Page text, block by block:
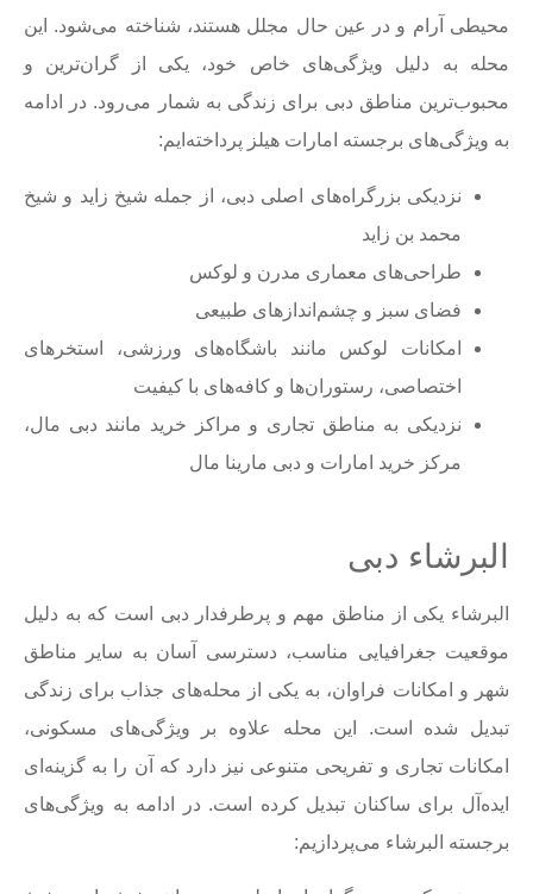
محیطی آرام و در عین حال مجلل هستند، شناخته می‌شود. این
محله به دلیل ویژگی‌های خاص خود، یکی از گران‌ترین و
محبوب‌ترین مناطق دبی برای زندگی به شمار می‌رود. در ادامه
به ویژگی‌های برجسته امارات هیلز پرداخته‌ایم:
نزدیکی بزرگراه‌های اصلی دبی، از جمله شیخ زاید و شیخ
محمد بن زاید
طراحی‌های معماری مدرن و لوکس
فضای سبز و چشم‌اندازهای طبیعی
امکانات لوکس مانند باشگاه‌های ورزشی، استخرهای
اختصاصی، رستوران‌ها و کافه‌های با کیفیت
نزدیکی به مناطق تجاری و مراکز خرید مانند دبی مال،
مرکز خرید امارات و دبی مارینا مال
البرشاء دبی
البرشاء یکی از مناطق مهم و پرطرفدار دبی است که به دلیل
موقعیت جغرافیایی مناسب، دسترسی آسان به سایر مناطق
شهر و امکانات فراوان، به یکی از محله‌های جذاب برای زندگی
تبدیل شده است. این محله علاوه بر ویژگی‌های مسکونی،
امکانات تجاری و تفریحی متنوعی نیز دارد که آن را به گزینه‌ای
ایده‌آل برای ساکنان تبدیل کرده است. در ادامه به ویژگی‌های
برجسته البرشاء می‌پردازیم: